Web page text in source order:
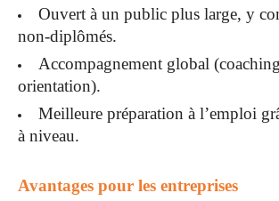
Ouvert à un public plus large, y
non-diplômés.
Accompagnement global
orientation).
Meilleure préparation à l’emploi
à niveau.
Avantages pour les entreprises